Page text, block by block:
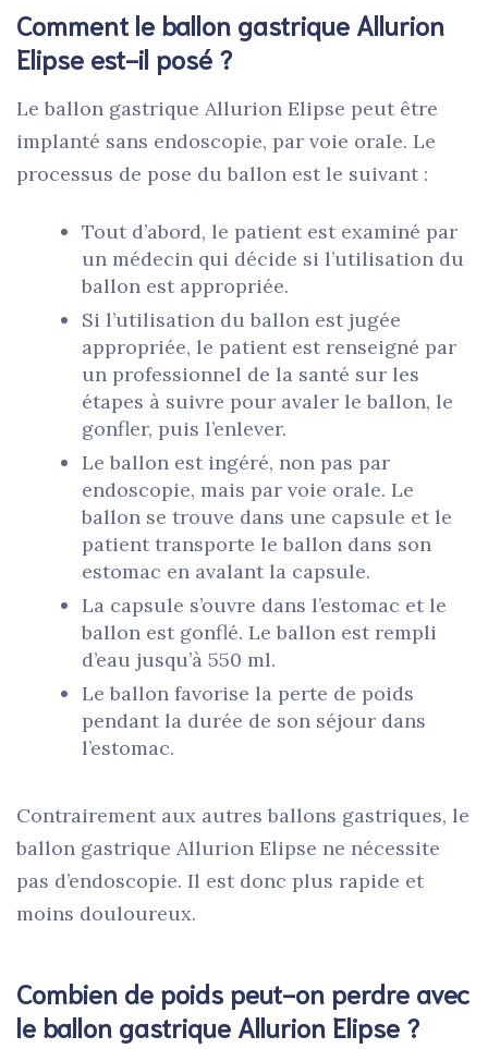
Comment le ballon gastrique Allurion
Elipse est-il posé ?
Le ballon gastrique Allurion Elipse peut être
implanté sans endoscopie, par voie orale. Le
processus de pose du ballon est le suivant :
Tout d’abord, le patient est examiné par
un médecin qui décide si l’utilisation du
ballon est appropriée.
Si l’utilisation du ballon est jugée
appropriée, le patient est renseigné par
un professionnel de la santé sur les
étapes à suivre pour avaler le ballon, le
gonfler, puis l’enlever.
Le ballon est ingéré, non pas par
endoscopie, mais par voie orale. Le
ballon se trouve dans une capsule et le
patient transporte le ballon dans son
estomac en avalant la capsule.
La capsule s’ouvre dans l’estomac et le
ballon est gonflé. Le ballon est rempli
d’eau jusqu’à 550 ml.
Le ballon favorise la perte de poids
pendant la durée de son séjour dans
l’estomac.
Contrairement aux autres ballons gastriques, le
ballon gastrique Allurion Elipse ne nécessite
pas d’endoscopie. Il est donc plus rapide et
moins douloureux.
Combien de poids peut-on perdre avec
le ballon gastrique Allurion Elipse ?